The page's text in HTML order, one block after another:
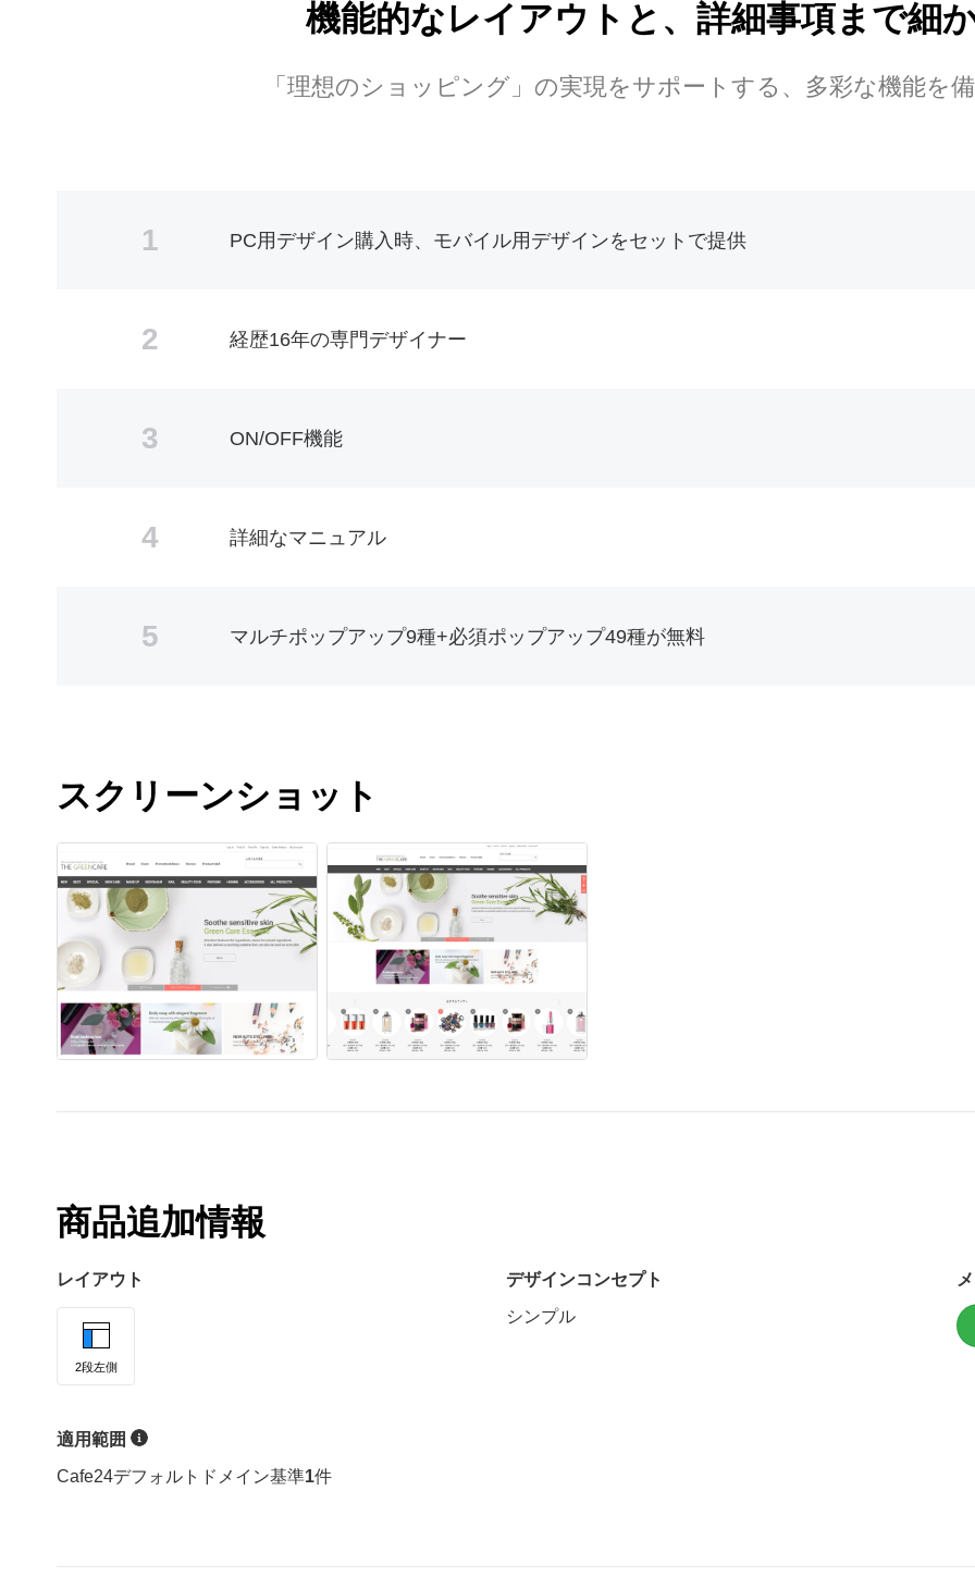
機能的なレイアウトと、詳細事項まで細
「理想のショッピング」の実現をサポートする、多彩な機能を
1 PC用デザイン購入時、モバイル用デザインをセットで提供
2 経歴16年の専門デザイナー
3 ON/OFF機能
4 詳細なマニュアル
5 マルチポップアップ9種+必須ポップアップ49種が無料
スクリーンショット
商品追加情報
レイアウト
2段左側
デザインコンセプト
シンプル
適用範囲
Cafe24デフォルトドメイン基準1件